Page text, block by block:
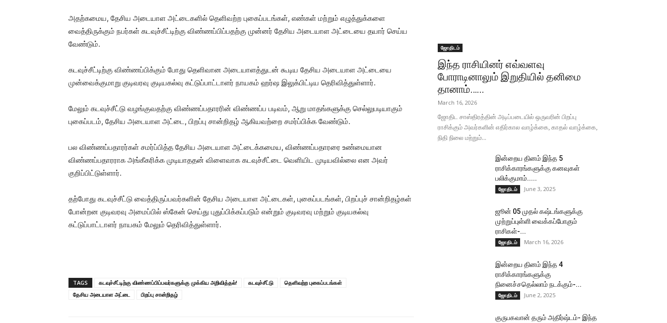
அதற்கமைய, தேசிய அடையாள அட்டைகளில் தெளிவற்ற புகைப்படங்கள், எண்கள் மற்றும் எழுத்துக்களை
வைத்திருக்கும் நபர்கள் கடவுச்சீட்டிற்கு விண்ணப்பிப்பதற்கு முன்னர் தேசிய அடையாள அட்டையை தயார் செய்ய
வேண்டும்.
கடவுச்சீட்டிற்கு விண்ணப்பிக்கும் போது தெளிவான அடையாளத்துடன் கூடிய தேசிய அடையாள அட்டையை
முன்வைக்குமாறு குடிவரவு குடியகல்வு கட்டுப்பாட்டாளர் நாயகம் ஹர்ஷ இலுக்பிட்டிய தெரிவித்துள்ளார்.
மேலும் கடவுச்சீட்டு வழங்குவதற்கு விண்ணப்பதாரரின் விண்ணப்ப படிவம், ஆறு மாதங்களுக்கு செல்லுபடியாகும்
புகைப்படம், தேசிய அடையாள அட்டை, பிறப்பு சான்றிதழ் ஆகியவற்றை சமர்ப்பிக்க வேண்டும்.
பல விண்ணப்பதாரர்கள் சமர்ப்பித்த தேசிய அடையாள அட்டைக்கமைய, விண்ணப்பதாரரை உண்மையான
விண்ணப்பதாரராக அங்கீகரிக்க முடியாததன் விளைவாக கடவுச்சீட்டை வெளியிட முடியவில்லை என அவர்
குறிப்பிட்டுள்ளார்.
தற்போது கடவுச்சீட்டு வைத்திருப்பவர்களின் தேசிய அடையாள அட்டைகள், புகைப்படங்கள், பிறப்புச் சான்றிதழ்கள்
போன்றன குடிவரவு அமைப்பில் ஸ்கேன் செய்து புதுப்பிக்கப்படும் என்றும் குடிவரவு மற்றும் குடியகல்வு
கட்டுப்பாட்டாளர் நாயகம் மேலும் தெரிவித்துள்ளார்.
TAGS கடவுச்சீட்டிற்கு விண்ணப்பிப்பவர்களுக்கு முக்கிய அறிவித்தல்! கடவுச்சீட்டு
தெளிவற்ற புகைப்படங்கள்
தேசிய அடையாள அட்டை
பிறப்பு சான்றிதழ்
ஜோதிடம்
இந்த ராசியினர் எவ்வளவு
போராடினாலும் இறுதியில் தனிமை
தானாம்…...
March 16, 2026
ஜோதிட சாஸ்திரத்தின் அடிப்படையில் ஒருவரின் பிறப்பு
ராசிக்கும் அவர்களின் எதிர்கால வாழ்க்கை, காதல் வாழ்க்கை,
நிதி நிலை மற்றும்...
இன்றைய தினம் இந்த 5
ராசிக்காரங்களுக்கு கனவுகள்
பலிக்குமாம்.....
ஜோதிடம் June 3, 2025
ஜூன் 05 முதல் கஷ்டங்களுக்கு
முற்றுப்புள்ளி வைக்கப்போகும்
ராசிகள்-...
ஜோதிடம் March 16, 2026
இன்றைய தினம் இந்த 4
ராசிக்காரங்களுக்கு
நினைச்சதெல்லாம் நடக்கும்-...
ஜோதிடம் June 2, 2025
குருபகவான் தரும் அதிர்ஷ்டம்- இந்த